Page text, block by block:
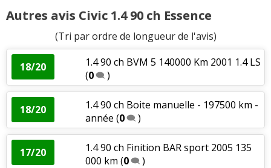
Autres avis Civic 1.4 90 ch Essence
(Tri par ordre de longueur de l'avis)
18/20
1.4 90 ch BVM 5 140000 Km 2001 1.4 LS
(0 )
18/20
1.4 90 ch Boite manuelle - 197500 km -
année (0 )
17/20
1.4 90 ch Finition BAR sport 2005 135
000 km (0 )